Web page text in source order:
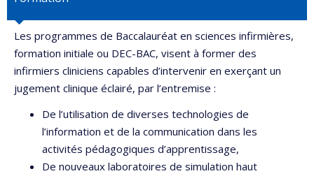
Les programmes de Baccalauréat en sciences infirmières,
formation initiale ou DEC-BAC, visent à former des
infirmiers cliniciens capables d’intervenir en exerçant un
jugement clinique éclairé, par l’entremise :
De l’utilisation de diverses technologies de
l’information et de la communication dans les
activités pédagogiques d’apprentissage,
De nouveaux laboratoires de simulation haut